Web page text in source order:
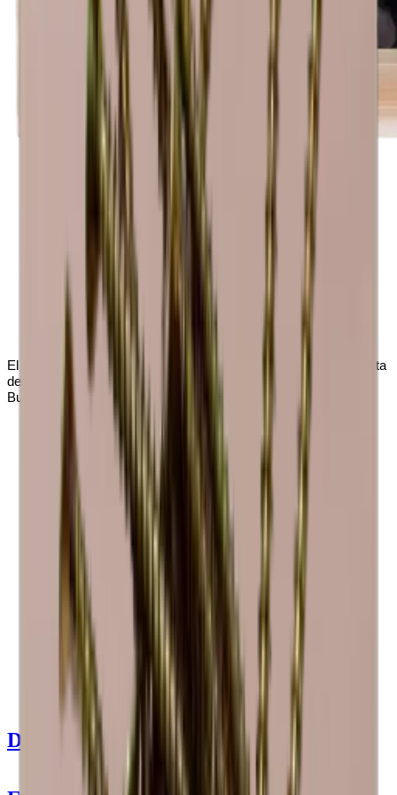
El módulo viene montado y listo para usar. HALF ANDINO consta
de un expositor con espacio para 7 artículos de lino de los tipos
Burdeos, Alsacia, Borgoña y Champán.
Ver especificaciones
Dimensiones (AnxAlxP cm)
60 x 30 x 30 cm
Número de botellas (Burdeos, máx)
Tipo de botella
Riesling, Burdeos, Bourgogne, Champán
Ensamblado
Detalles del producto